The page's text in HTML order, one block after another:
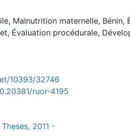
, Malnutrition maternelle, Bénin,
, Évaluation procédurale,
10393/32746
ruor-4195
2011 -